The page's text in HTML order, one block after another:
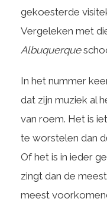
gekoesterde
Vergeleken met
Albuquerque
In het nummer
dat zijn muziek al
van roem. Het is
te worstelen dan
Of het is in ieder
zingt dan de
meest